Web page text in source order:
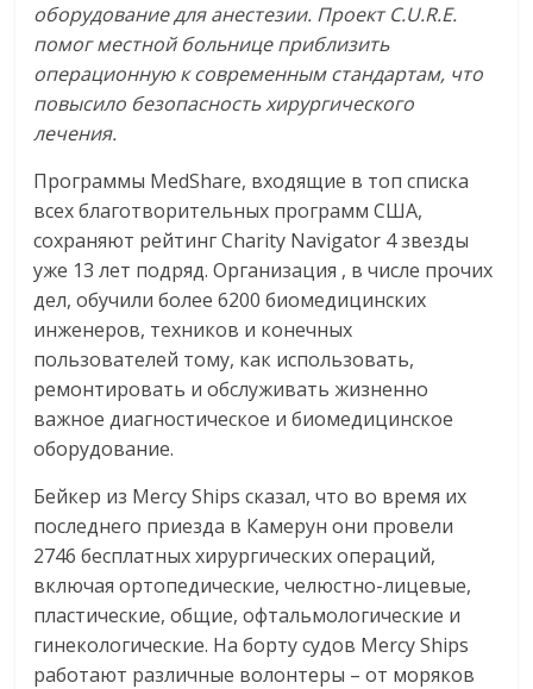
оборудованиедля анестезии. ПроектC.U.R.E.
помог местной больнице приблизить
операционную к современным стандартам, что
повысило безопасностьхирургического
лечения.
Программы MedShare, входящие в топ списка
всех благотворительных программ США,
сохраняют рейтинг Charity Navigator 4 звезды
уже 13 лет подряд. Организация , в числе прочих
дел, обучили более 6200 биомедицинских
инженеров, техников и конечных
пользователей тому, как использовать,
ремонтировать и обслуживать жизненно
важное диагностическое и биомедицинское
оборудование.
Бейкер из Mercy Ships сказал, что во время их
последнего приезда в Камерун они провели
2746 бесплатных хирургических операций,
включая ортопедические, челюстно-лицевые,
пластические, общие, офтальмологические и
гинекологические. На борту судов Mercy Ships
работают различные волонтеры – от моряков